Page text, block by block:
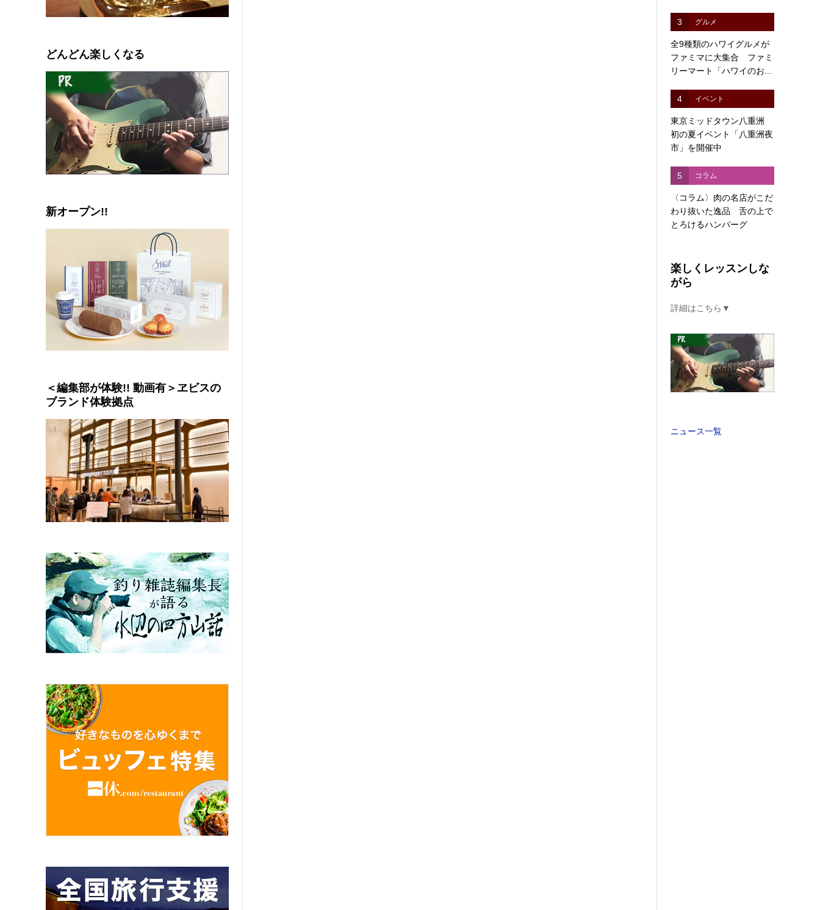
3 グルメ
全9種類のハワイグルメが
ファミマに大集合 ファミ
リーマート「ハワイのお...
4 イベント
東京ミッドタウン八重洲
初の夏イベント「八重洲夜
市」を開催中
5 コラム
〈コラム〉肉の名店がこだ
わり抜いた逸品 舌の上で
とろけるハンバーグ
楽しくレッスンしな
がら
詳細はこちら▼
ニュース一覧
どんどん楽しくなる
新オープン!!
＜編集部が体験!! 動画有＞ヱビスの
ブランド体験拠点